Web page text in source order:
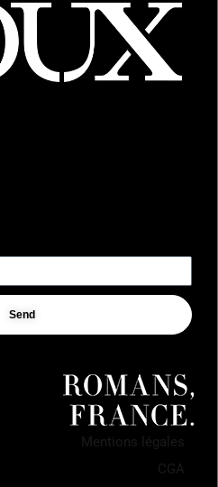
Send
Mentions légales
CGA